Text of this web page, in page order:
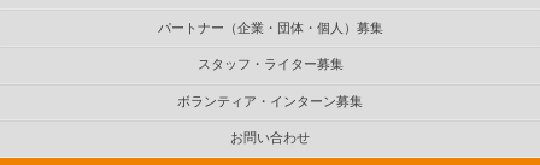
パートナー（企業・団体・個人）募集
スタッフ・ライター募集
ボランティア・インターン募集
お問い合わせ